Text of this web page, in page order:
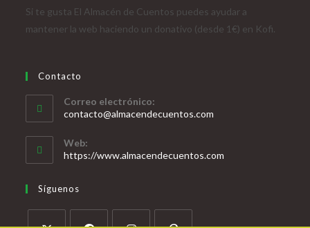
Si te gusta El Almacén de Cuentos puedes ayudar a
mantener la web haciendo un donativo (desde 1€) en Kofi.
Contacto
Correo electrónico:
contacto@almacendecuentos.com
Web:
https://www.almacendecuentos.com
Síguenos